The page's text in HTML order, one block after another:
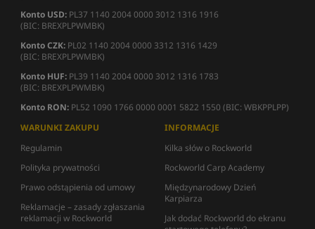
Konto USD: PL37 1140 2004 0000 3012 1316 1916
(BIC: BREXPLPWMBK)
Konto CZK: PL02 1140 2004 0000 3312 1316 1429
(BIC: BREXPLPWMBK)
Konto HUF: PL39 1140 2004 0000 3012 1316 1783
(BIC: BREXPLPWMBK)
Konto RON: PL52 1090 1766 0000 0001 5822 1550 (BIC: WBKPPLPP)
WARUNKI ZAKUPU
Regulamin
Polityka prywatności
Prawo odstąpienia od umowy
Reklamacje – zasady zgłaszania
reklamacji w Rockworld
INFORMACJE
Kilka słów o Rockworld
Rockworld Carp Academy
Międzynarodowy Dzień
Karpiarza
Jak dodać Rockworld do ekranu